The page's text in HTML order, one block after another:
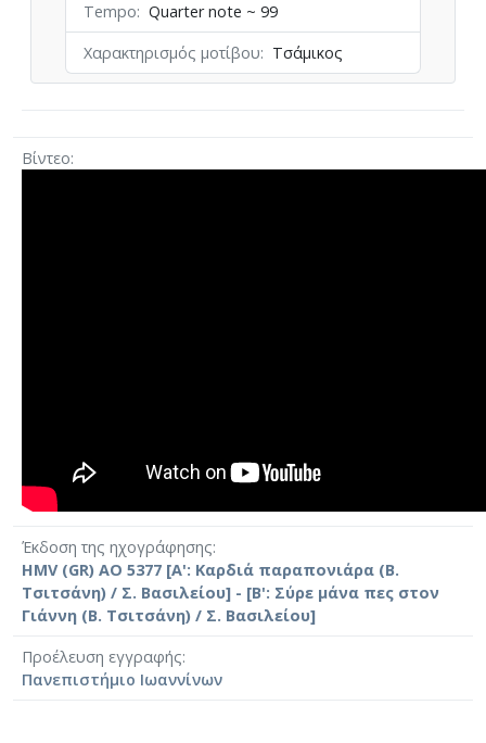
Tempo
Quarter note ~ 99
Χαρακτηρισμός μοτίβου
Τσάμικος
Βίντεο
Έκδοση της ηχογράφησης
HMV (GR) AO 5377 [Α': Καρδιά παραπονιάρα (Β.
Τσιτσάνη) / Σ. Βασιλείου] - [Β': Σύρε μάνα πες στον
Γιάννη (Β. Τσιτσάνη) / Σ. Βασιλείου]
Προέλευση εγγραφής
Πανεπιστήμιο Ιωαννίνων